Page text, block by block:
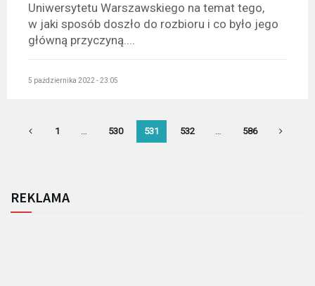
Uniwersytetu Warszawskiego na temat tego,
w jaki sposób doszło do rozbioru i co było jego
główną przyczyną....
5 października 2022 - 23:05
1 530 531 532 586
REKLAMA